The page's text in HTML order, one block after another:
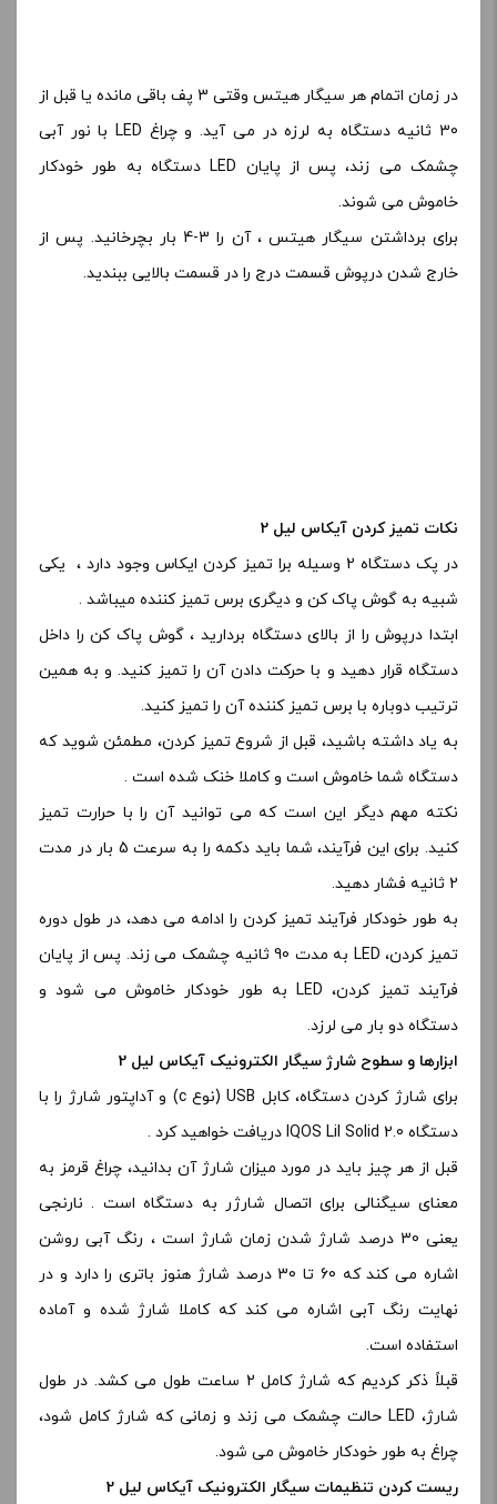
در زمان اتمام هر سیگار هیتس وقتی 3 پف باقی مانده یا قبل از
30 ثانیه دستگاه به لرزه در می آید. و چراغ LED با نور آبی
چشمک می زند، پس از پایان LED دستگاه به طور خودکار
خاموش می شوند.
برای برداشتن سیگار هیتس ، آن را 3-4 بار بچرخانید. پس از
خارج شدن درپوش قسمت درج را در قسمت بالایی ببندید.
نکات تمیز کردن آیکاس لیل 2
در پک دستگاه 2 وسیله برا تمیز کردن ایکاس وجود دارد ، یکی
شبیه به گوش پاک کن و دیگری برس تمیز کننده میباشد .
ابتدا درپوش را از بالای دستگاه بردارید ، گوش پاک کن را داخل
دستگاه قرار دهید و با حرکت دادن آن را تمیز کنید. و به همین
ترتیب دوباره با برس تمیز کننده آن را تمیز کنید.
به یاد داشته باشید، قبل از شروع تمیز کردن، مطمئن شوید که
دستگاه شما خاموش است و کاملا خنک شده است .
نکته مهم دیگر این است که می توانید آن را با حرارت تمیز
کنید. برای این فرآیند، شما باید دکمه را به سرعت 5 بار در مدت
2 ثانیه فشار دهید.
به طور خودکار فرآیند تمیز کردن را ادامه می دهد، در طول دوره
تمیز کردن، LED به مدت 90 ثانیه چشمک می زند. پس از پایان
فرآیند تمیز کردن، LED به طور خودکار خاموش می شود و
دستگاه دو بار می لرزد.
ابزارها و سطوح شارژ سیگار الکترونیک آیکاس لیل 2
برای شارژ کردن دستگاه، کابل USB (نوع c) و آداپتور شارژ را با
دستگاه IQOS Lil Solid 2.0 دریافت خواهید کرد .
قبل از هر چیز باید در مورد میزان شارژ آن بدانید، چراغ قرمز به
معنای سیگنالی برای اتصال شارژر به دستگاه است . نارنجی
یعنی 30 درصد شارژ شدن زمان شارژ است ، رنگ آبی روشن
اشاره می کند که 60 تا 30 درصد شارژ هنوز باتری را دارد و در
نهایت رنگ آبی اشاره می کند که کاملا شارژ شده و آماده
استفاده است.
قبلاً ذکر کردیم که شارژ کامل 2 ساعت طول می کشد. در طول
شارژ، LED حالت چشمک می زند و زمانی که شارژ کامل شود،
چراغ به طور خودکار خاموش می شود.
ریست کردن تنظیمات سیگار الکترونیک آیکاس لیل 2